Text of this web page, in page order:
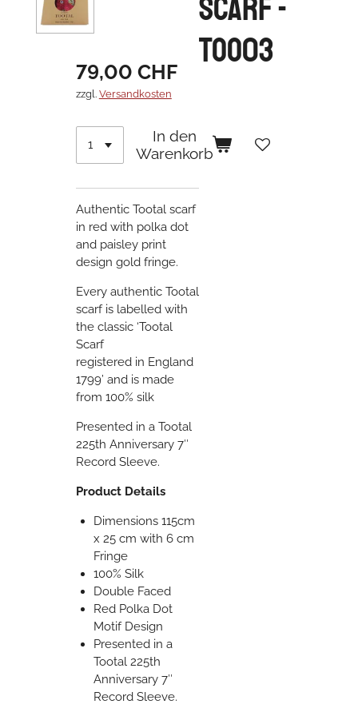
Scarf -
TOO03
79,00 CHF
zzgl. Versandkosten
In den
Warenkorb
Authentic Tootal scarf
in red with polka dot
and paisley print
design gold fringe.
Every authentic Tootal
scarf is labelled with
the classic ‘Tootal
Scarf
registered in England
1799’ and is made
from 100% silk
Presented in a Tootal
225th Anniversary 7″
Record Sleeve.
Product Details
Dimensions 115cm
x 25 cm with 6 cm
Fringe
100% Silk
Double Faced
Red Polka Dot
Motif Design
Presented in a
Tootal 225th
Anniversary 7″
Record Sleeve.